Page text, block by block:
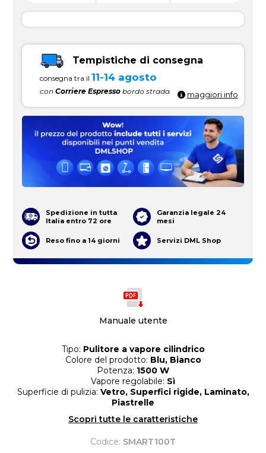
Manuale utente
Tipo: Pulitore a vapore cilindrico
Colore del prodotto: Blu, Bianco
Potenza: 1500 W
Vapore regolabile: Sì
Superficie di pulizia: Vetro, Superfici rigide, Laminato,
Piastrelle
Scopri tutte le caratteristiche
Codice: SMART100T
Tempistiche di consegna
consegna tra il 11-14 agosto
conCorriere Espresso bordo strada maggiori info
Spedizione in tutta
Italia entro 72 ore
Garanzia legale 24
mesi
Reso fino a 14 giorni Servizi DML Shop